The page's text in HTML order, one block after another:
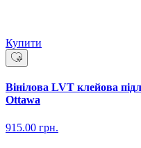
Купити
Вінілова LVT клейова
Ottawa
915.00 грн.